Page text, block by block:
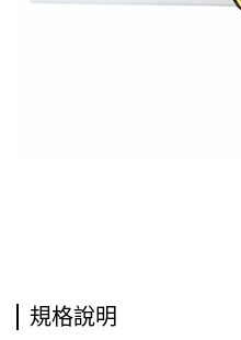
規格說明